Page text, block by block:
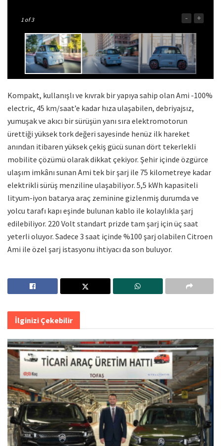
1 of 3 - +
Kompakt, kullanışlı ve kıvrak bir yapıya sahip olan Ami -100%
electric, 45 km/saat’e kadar hıza ulaşabilen, debriyajsız,
yumuşak ve akıcı bir sürüşün yanı sıra elektromotorun
ürettiği yüksek tork değeri sayesinde henüz ilk hareket
anından itibaren yüksek çekiş gücü sunan dört tekerlekli
mobilite çözümü olarak dikkat çekiyor. Şehir içinde özgürce
ulaşım imkânı sunan Ami tek bir şarj ile 75 kilometreye kadar
elektrikli sürüş menziline ulaşabiliyor. 5,5 kWh kapasiteli
lityum-iyon batarya araç zeminine gizlenmiş durumda ve
yolcu tarafı kapı eşinde bulunan kablo ile kolaylıkla şarj
edilebiliyor. 220 Volt standart prizde tam şarj için üç saat
yeterli oluyor. Sadece 3 saat içinde %100 şarj olabilen Citroen
Ami ile özel şarj istasyonu ihtiyacı da son buluyor.
İlginizi Çekebilir